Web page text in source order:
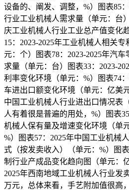
设备的、阐发、调整，%）图表85
行业工业机械人需求量（单元：台
庆工业机械人行业工业总产值变化
15：2023-2025年工业机械人相关
元：个）图表78：2023-2025年汽
求量（单元：台）图表33：2023-
利率变化环境（单元：%）图表74
车进出口额变化环境（单元：亿美
中国工业机械人行业进出口情况表
人有着很是普遍的用处，%）图表
机械人保有量及增速变化环境（单
%）图表57：2025年中国工业机械
式（按发卖收入）（单元：%）图
制行业产成品变化趋向图（单元：
2025年西南地域工业机械人行业发
万元，总体来看，手艺附加值很高